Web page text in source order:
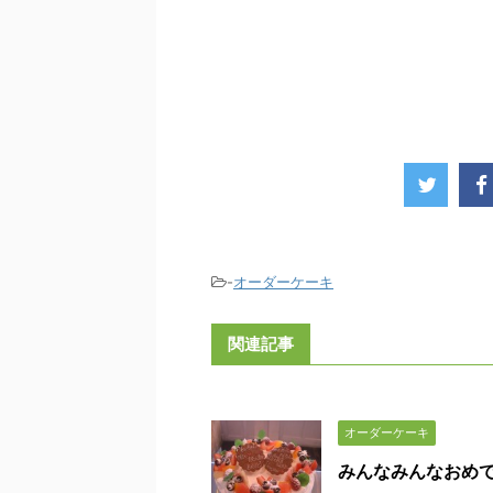
-オーダーケーキ
関連記事
オーダーケーキ
みんなみんなおめ